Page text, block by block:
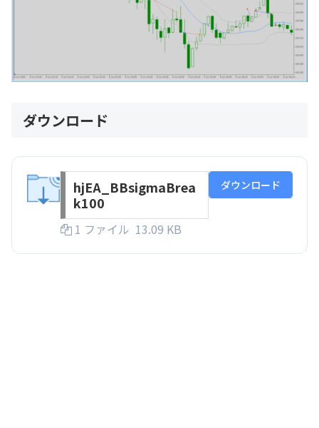
ダウンロード
hjEA_BBsigmaBrea
k100
1 ファイル 13.09 KB
ダウンロード